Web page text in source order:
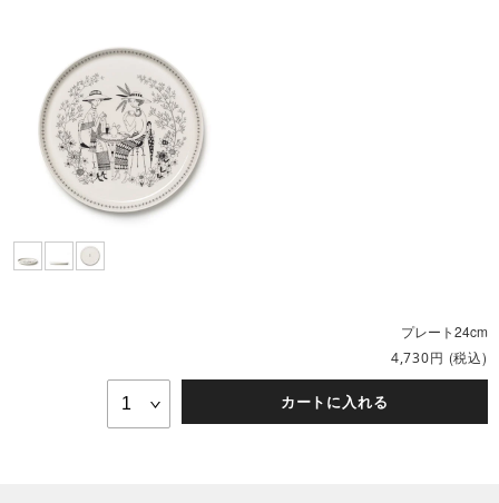
プレート24cm
4,730円 (税込)
カートに入れる